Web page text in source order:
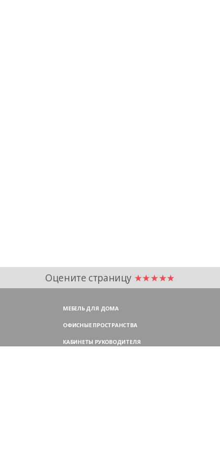
Оцените страницу ★★★★★
МЕБЕЛЬ ДЛЯ ДОМА
ОФИСНЫЕ ПРОСТРАНСТВА
КАБИНЕТЫ РУКОВОДИТЕЛЯ